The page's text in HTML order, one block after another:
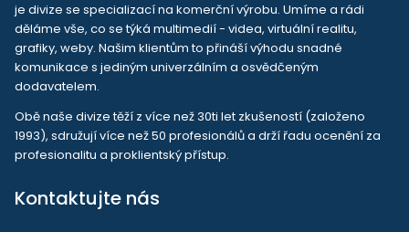
je divize se specializací na komerční výrobu. Umíme a rádi
děláme vše, co se týká multimedií - videa, virtuální realitu,
grafiky, weby. Našim klientům to přináší výhodu snadné
komunikace s jediným univerzálním a osvědčeným
dodavatelem.
Obě naše divize těží z více než 30ti let zkušeností (založeno
1993), sdružují více než 50 profesionálů a drží řadu ocenění za
profesionalitu a proklientský přístup.
Kontaktujte nás